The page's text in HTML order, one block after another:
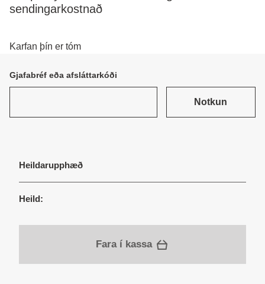
sendingarkostnað
Karfan þín er tóm
Heildarupphæð
Heild:
Fara í kassa
Gjafabréf eða afsláttarkóði
Notkun